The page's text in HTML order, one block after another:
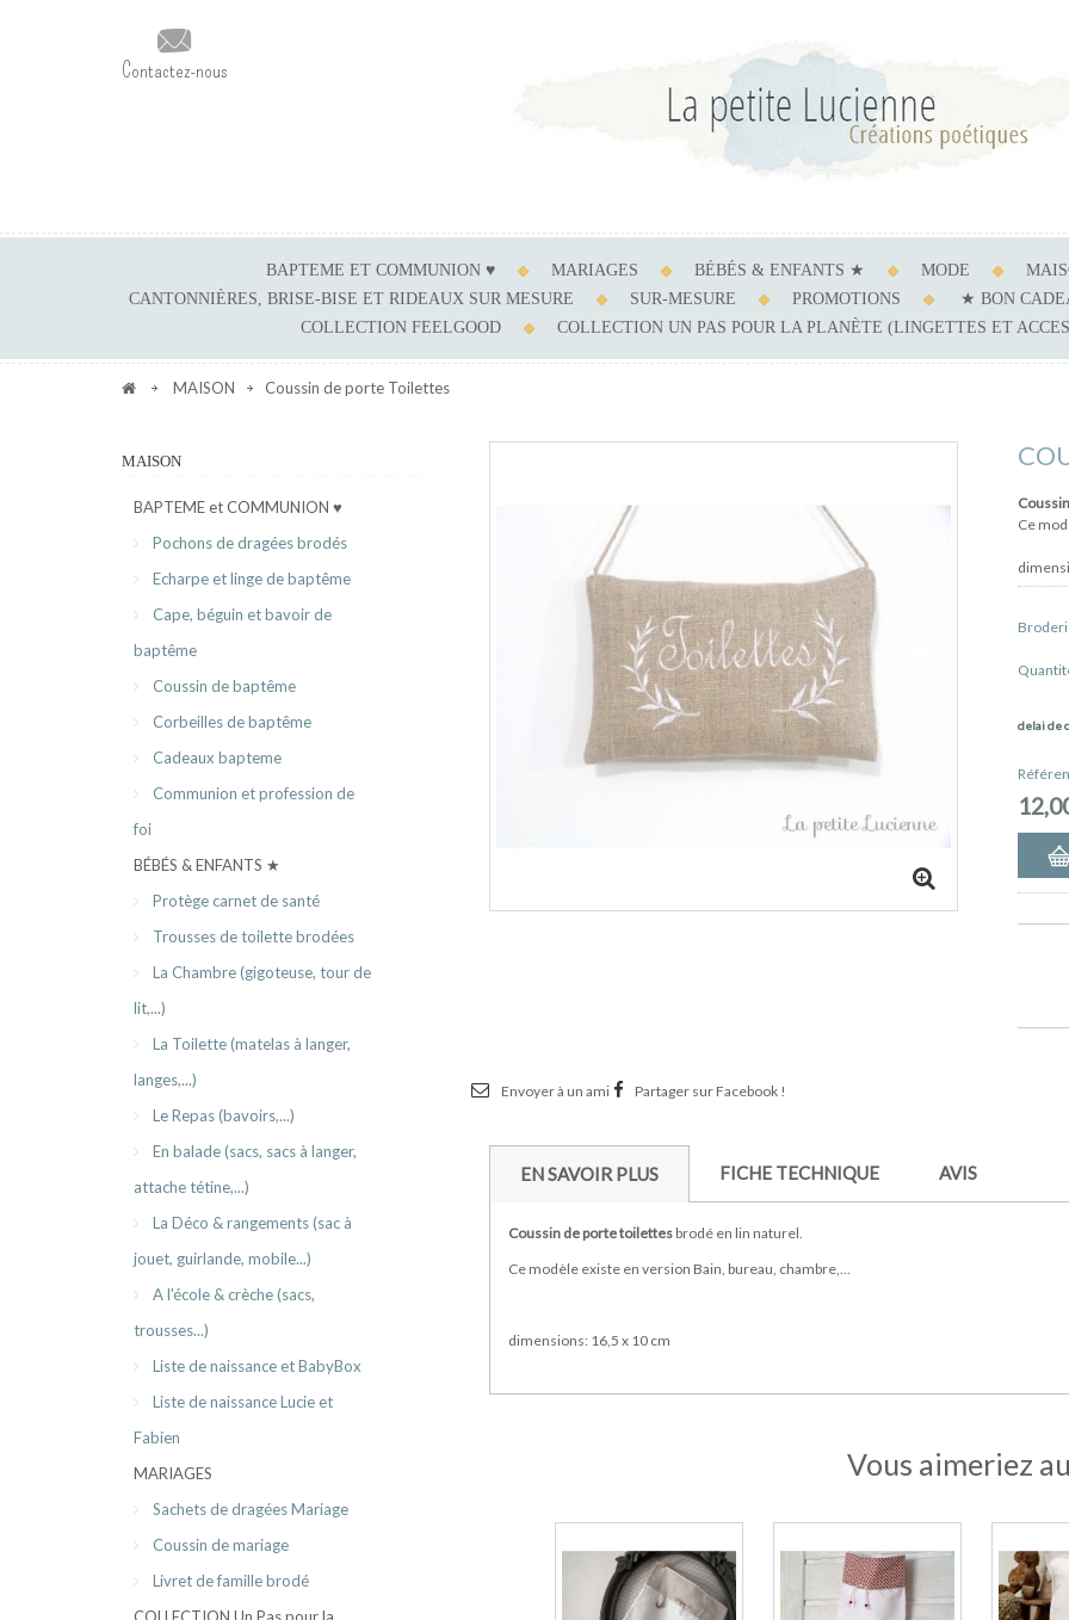
Contactez-nous
BAPTEME ET COMMUNION ♥ MARIAGES BÉBÉS & ENFANTS ★ MODE
CANTONNIÈRES, BRISE-BISE ET RIDEAUX SUR MESURE
SUR-MESURE PROMOTIONS
★ BON
COLLECTION FEELGOOD
COLLECTION UN PAS POUR LA PLANÈTE (LINGETTES ET
MAISON Coussin de porte Toilettes
MAISON
BAPTEME et COMMUNION ♥
Pochons de dragées brodés
Echarpe et linge de baptême
Cape, béguin et bavoir de
baptême
Coussin de baptême
Corbeilles de baptême
Cadeaux bapteme
Communion et profession de
foi
BÉBÉS & ENFANTS ★
Protège carnet de santé
Trousses de toilette brodées
La Chambre (gigoteuse, tour de
lit,...)
La Toilette (matelas à langer,
langes,...)
Le Repas (bavoirs,...)
En balade (sacs, sacs à langer,
attache tétine,...)
La Déco & rangements (sac à
jouet, guirlande, mobile...)
A l'école & crèche (sacs,
trousses...)
Liste de naissance et BabyBox
Liste de naissance Lucie et
Fabien
MARIAGES
Sachets de dragées Mariage
Coussin de mariage
Livret de famille brodé
Ce
delai de
Envoyer à un ami Partager sur Facebook !
EN SAVOIR PLUS FICHE TECHNIQUE AVIS
Coussin de porte toilettesbrodé en lin naturel.
Ce modèle existe en version Bain, bureau, chambre,...
dimensions: 16,5 x 10 cm
Vous aimeriez